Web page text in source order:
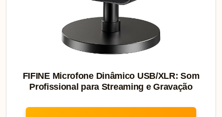
FIFINE Microfone Dinâmico USB/XLR: Som
Profissional para Streaming e Gravação